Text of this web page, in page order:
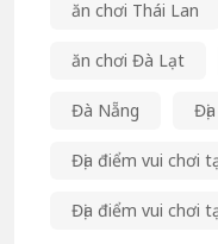
ăn chơi Thái Lan
ăn chơi Đà Lạt
Đà Nẵng
Địa điểm vui chơi
Địa điểm vui chơi